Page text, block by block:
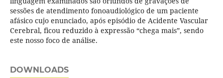
sessões de atendimento fonoaudiológico de um paciente
afásico cujo enunciado, após episódio de Acidente Vascular
Cerebral, ficou reduzido à expressão “chega mais”, sendo
este nosso foco de análise.
DOWNLOADS